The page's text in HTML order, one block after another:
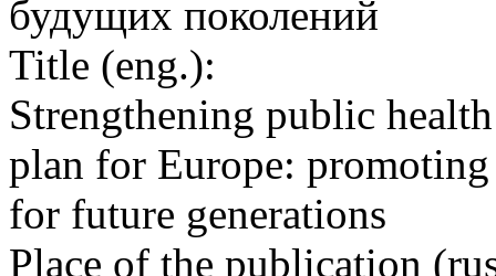
будущих поколений
Title (eng.):
Strengthening public
plan for Europe:
for future generations
Place of the publication